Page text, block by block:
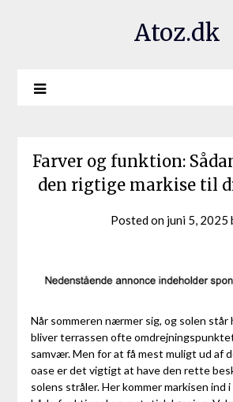
Atoz.dk
Farver og funktion:
den rigtige markise til
Posted on juni 5, 2025
Når sommeren nærmer sig, og solen står
bliver terrassen ofte
samvær. Men for at få mest muligt ud af
oase er det vigtigt at have den rette
solens stråler. Her kommer markisen ind